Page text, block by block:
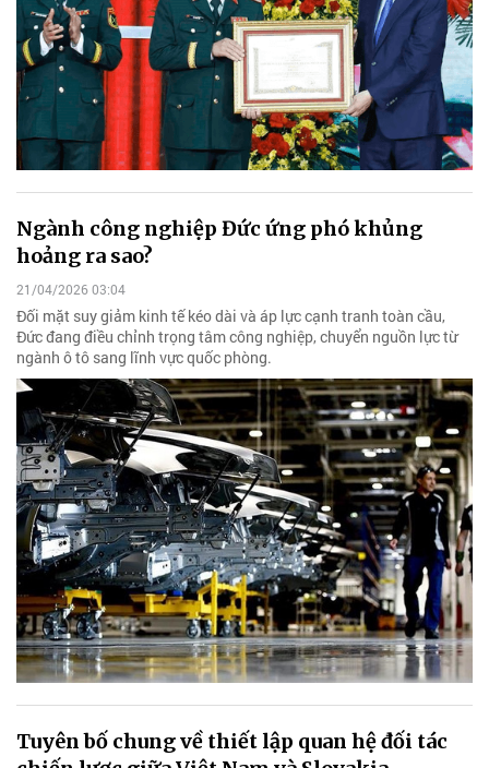
Ngành công nghiệp Đức ứng phó khủng
hoảng ra sao?
21/04/2026 03:04
Đối mặt suy giảm kinh tế kéo dài và áp lực cạnh tranh toàn cầu,
Đức đang điều chỉnh trọng tâm công nghiệp, chuyển nguồn lực từ
ngành ô tô sang lĩnh vực quốc phòng.
Tuyên bố chung về thiết lập quan hệ đối tác